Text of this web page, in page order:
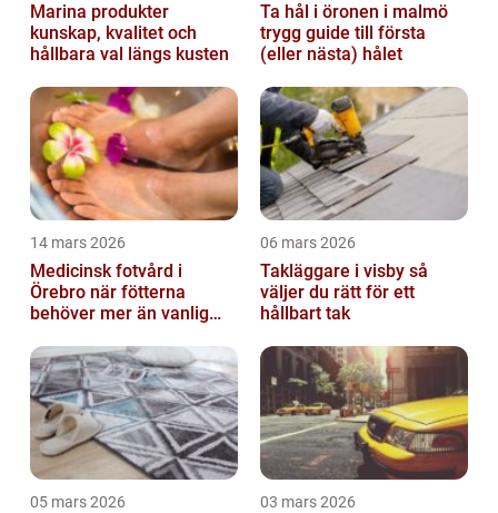
Marina produkter
kunskap, kvalitet och
hållbara val längs kusten
Ta hål i öronen i malmö
trygg guide till första
(eller nästa) hålet
14 mars 2026
Medicinsk fotvård i
Örebro när fötterna
behöver mer än vanlig
06 mars 2026
Takläggare i visby så
väljer du rätt för ett
hållbart tak
05 mars 2026 03 mars 2026